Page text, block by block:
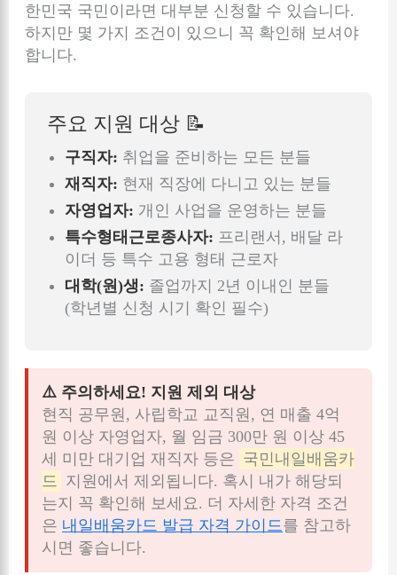
한민국 국민이라면 대부분 신청할 수 있습니다.
하지만 몇 가지 조건이 있으니 꼭 확인해 보셔야
합니다.
주요 지원 대상 📝
구직자: 취업을 준비하는 모든 분들
재직자: 현재 직장에 다니고 있는 분들
자영업자: 개인 사업을 운영하는 분들
특수형태근로종사자: 프리랜서, 배달 라
이더 등 특수 고용 형태 근로자
대학(원)생: 졸업까지 2년 이내인 분들
(학년별 신청 시기 확인 필수)
⚠️ 주의하세요! 지원 제외 대상
현직 공무원, 사립학교 교직원, 연 매출 4억
원 이상 자영업자, 월 임금 300만 원 이상 45
세 미만 대기업 재직자 등은 국민내일배움카
드
지원에서 제외됩니다. 혹시 내가 해당되
는지 꼭 확인해 보세요. 더 자세한 자격 조건
은 내일배움카드 발급 자격 가이드 를 참고하
시면 좋습니다.